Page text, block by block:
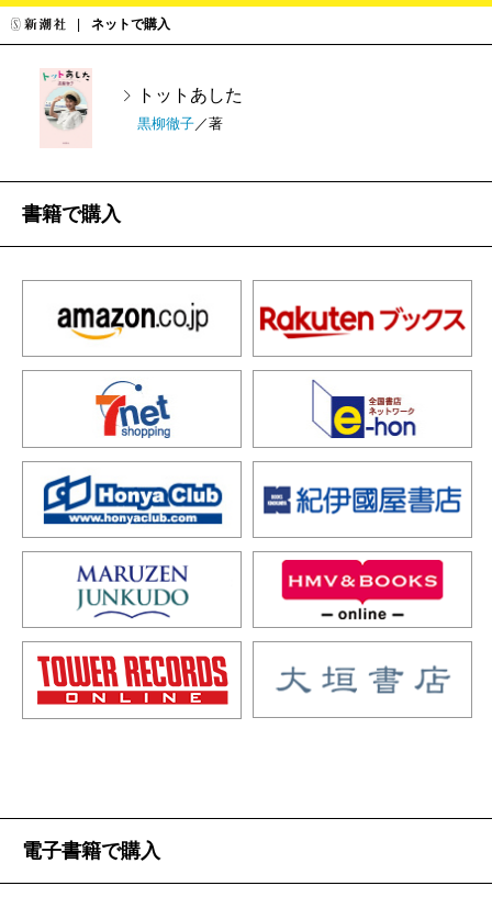
ネットで購入
トットあした
黒柳徹子 ／著
書籍で購入
電子書籍で購入